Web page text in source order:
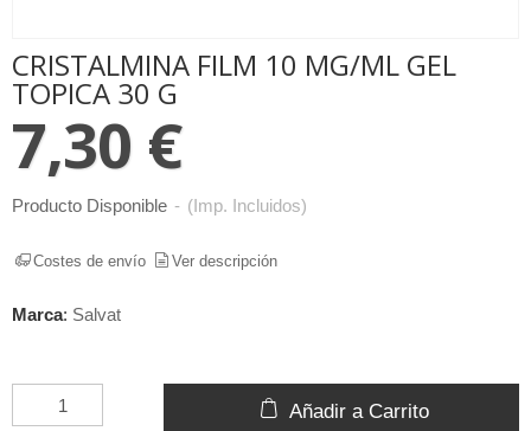
CRISTALMINA FILM 10 MG/ML GEL
TOPICA 30 G
7,30 €
Producto Disponible - (Imp. Incluidos)
Costes de envío Ver descripción
Marca: Salvat
Añadir a Carrito